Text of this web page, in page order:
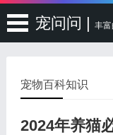
宠问问 | 丰
宠物百科知识
2024年养猫